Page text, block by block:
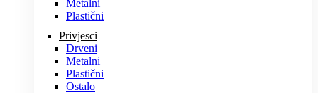
Metalni
Plastični
Privjesci
Drveni
Metalni
Plastični
Ostalo